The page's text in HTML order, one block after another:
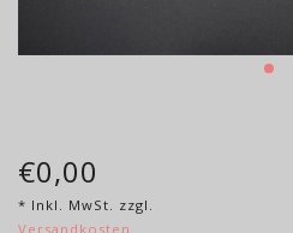
€0,00
* Inkl. MwSt. zzgl.
Versandkosten